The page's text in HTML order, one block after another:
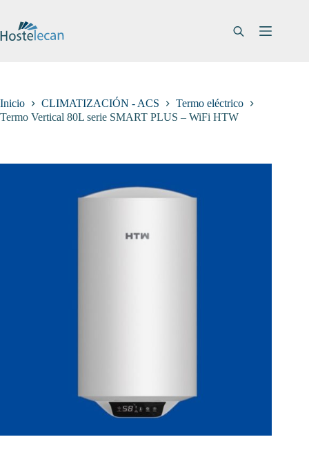
contenido
Inicio CLIMATIZACIÓN - ACS
Termo eléctrico
Termo Vertical 80L serie SMART PLUS – WiFi HTW